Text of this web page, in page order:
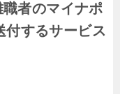
者のマイナポ
付するサービス